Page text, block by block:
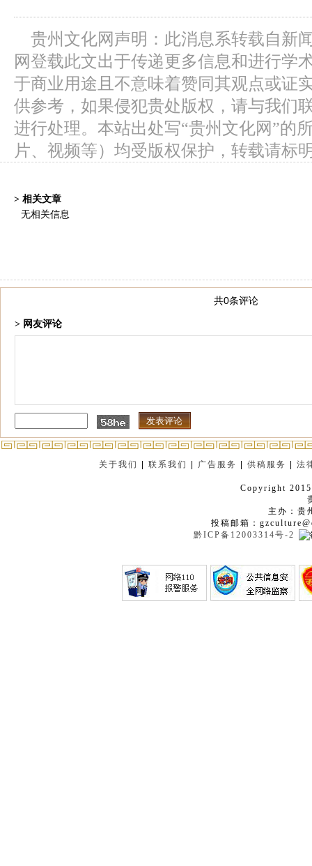
贵州文化网声明：此消息系转载自新
网登载此文出于传递更多信息和进行学
于商业用途且不意味着赞同其观点或证
供参考，如果侵犯贵处版权，请与我们
进行处理。本站出处写“贵州文化网”的
片、视频等）均受版权保护，转载请标
> 相关文章
无相关信息
共0条评论
> 网友评论
关于我们 |联系我们 广告服务 |供稿服务 |法
Copyright
主办：贵
投稿邮箱：
黔ICP备12003314号-2